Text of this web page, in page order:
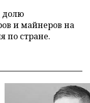
долю
и майнеров на
по стране.